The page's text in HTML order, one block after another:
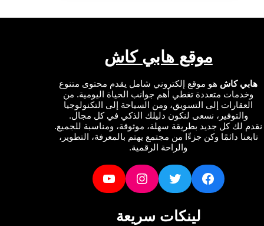
موقع هابي كاش
كاشهو موقع إلكتروني شامل يقدم محتوى متنوع
متعددة تغطي أهم جوانب الحياة اليومية. من
إلى التسويق، ومن السياحة إلى التكنولوجيا
نسعى لنكون دليلك الذكي في كل مجال.
لك كل جديد بطريقة سهلة، موثوقة، ومناسبة للجميع.
دائمًا وكن جزءًا من مجتمع يهتم بالمعرفة، التطوير،
والراحة الرقمية.
Instagram
YouTube
لينكات سريعة